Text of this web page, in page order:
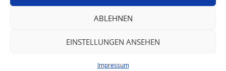
ABLEHNEN
EINSTELLUNGEN ANSEHEN
Impressum